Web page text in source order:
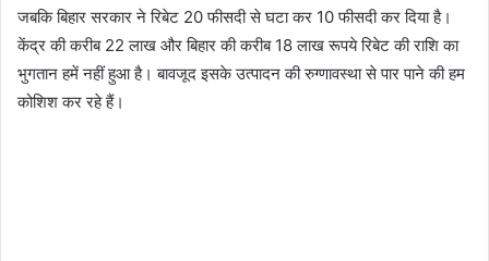
जबकि बिहार सरकार ने रिबेट 20 फीसदी से घटा कर 10 फीसदी कर दिया है।
केंद्र की करीब 22 लाख और बिहार की करीब 18 लाख रूपये रिबेट की राशि का
भुगतान हमें नहीं हुआ है। बावजूद इसके उत्पादन की रुग्णावस्था से पार पाने की हम
कोशिश कर रहे हैं।